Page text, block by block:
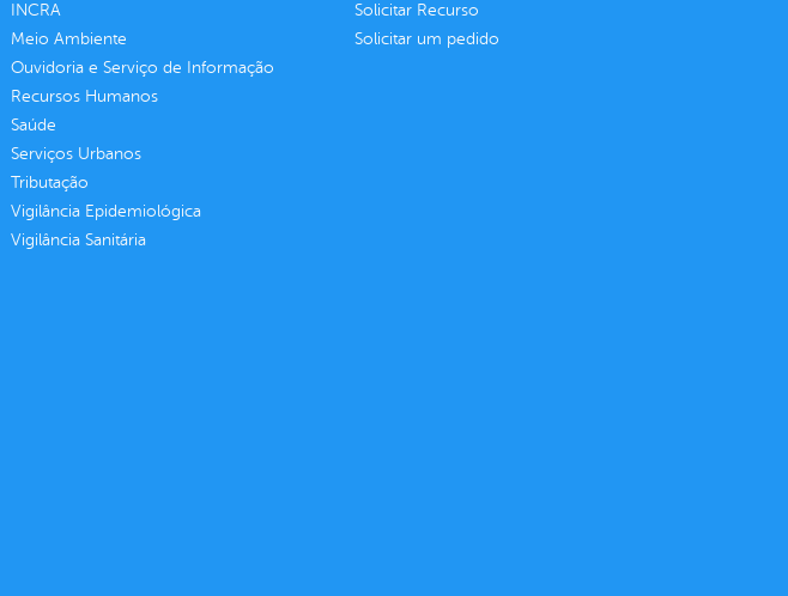
INCRA
Meio Ambiente
Ouvidoria e Serviço de Informação
Recursos Humanos
Saúde
Serviços Urbanos
Tributação
Vigilância Epidemiológica
Vigilância Sanitária
Solicitar Recurso
Solicitar um pedido